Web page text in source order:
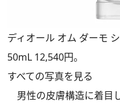
ディオール オム ダーモ
50mL 12,540円。
すべての写真を見る
男性の皮膚構造に着目